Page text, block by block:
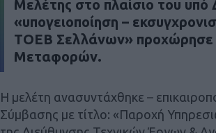
Μελέτης στο πλαίσιο του
«υπογειοποίηση –
ΤΟΕΒ Σελλάνων» προχώρησε
Μεταφορών.
Η μελέτη ανασυντάχθηκε –
Σύμβασης με τίτλο: «Παροχή